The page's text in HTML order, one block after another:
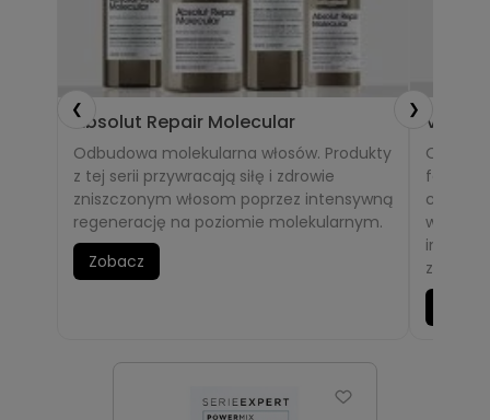
❮ ❯
Absolut Repair Molecular
Odbudowa molekularna włosów. Produkty
z tej serii przywracają siłę i zdrowie
zniszczonym włosom poprzez intensywną
regenerację na poziomie molekularnym.
Zobacz
chronią
zdrowy